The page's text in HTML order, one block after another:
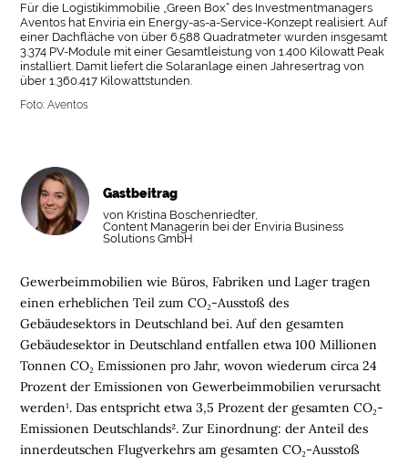
Für die Logistikimmobilie „Green Box“ des Investmentmanagers
Aventos hat Enviria ein Energy-as-a-Service-Konzept realisiert. Auf
einer Dachfläche von über 6.588 Quadratmeter wurden insgesamt
3.374 PV-Module mit einer Gesamtleistung von 1.400 Kilowatt Peak
installiert. Damit liefert die Solaranlage einen Jahresertrag von
über 1.360.417 Kilowattstunden.
Foto: Aventos
Gewerbeimmobilien wie Büros, Fabriken und Lager tragen
einen erheblichen Teil zum CO₂-Ausstoß des
Gebäudesektors in Deutschland bei. Auf den gesamten
Gebäudesektor in Deutschland entfallen etwa 100 Millionen
Tonnen CO₂ Emissionen pro Jahr, wovon wiederum circa 24
Prozent der Emissionen von Gewerbeimmobilien verursacht
werden¹. Das entspricht etwa 3,5 Prozent der gesamten CO₂-
Emissionen Deutschlands². Zur Einordnung: der Anteil des
innerdeutschen Flugverkehrs am gesamten CO₂-Ausstoß
Gastbeitrag
von Kristina Boschenriedter,
Content Managerin bei der Enviria Business
Solutions GmbH